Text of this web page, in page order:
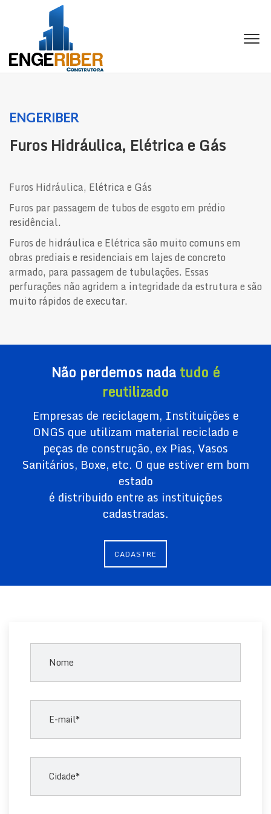
ENGERIBER
Furos Hidráulica, Elétrica e Gás
Furos Hidráulica, Elétrica e Gás
Furos par passagem de tubos de esgoto em prédio
residêncial.
Furos de hidráulica e Elétrica são muito comuns em
obras prediais e residenciais em lajes de concreto
armado, para passagem de tubulações. Essas
perfurações não agridem a integridade da estrutura e são
muito rápidos de executar.
Não perdemos nada tudo é
reutilizado
Empresas de reciclagem, Instituições e
ONGS que utilizam material reciclado e
peças de construção, ex Pias, Vasos
Sanitários, Boxe, etc. O que estiver em bom
estado
é distribuido entre as instituições
cadastradas.
CADASTRE